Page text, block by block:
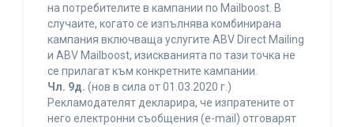
на потребителите в кампании по Mailboost. В
случаите, когато се изпълнява комбинирана
кампания включваща услугите ABV Direct Mailing
и ABV Mailboost, изискванията по тази точка не
се прилагат към конкретните кампании.
Чл. 9д. (нов в сила от 01.03.2020 г.)
Рекламодателят декларира, че изпратените от
него електронни съобщения (e-mail) отговарят